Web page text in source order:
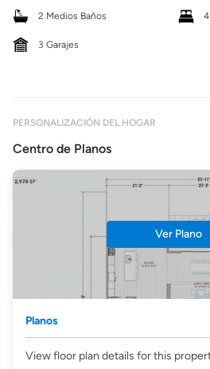
2 Medios Baños
3 Garajes
PERSONALIZACIÓN DEL HOGAR
Centro de Planos
Ver Plano
Planos
View floor plan details for this